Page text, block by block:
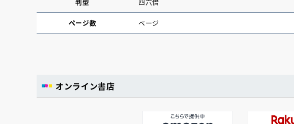
ページ数 ページ
オンライン書店